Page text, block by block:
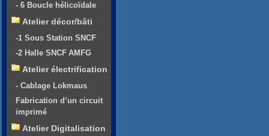
- 6 Boucle hélicoïdale
Atelier décor/bâti
-1 Sous Station SNCF
-2 Halle SNCF AMFG
Atelier électrification
- Cablage Lokmaus
Fabrication d’un circuit
imprimé
Atelier Digitalisation